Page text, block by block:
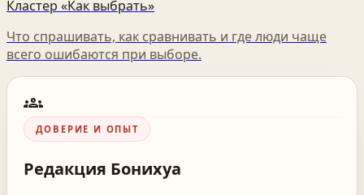
Кластер «Как выбрать»
Что спрашивать, как сравнивать и где люди чаще
всего ошибаются при выборе.
groups
ДОВЕРИЕ И ОПЫТ
Редакция Бонихуа